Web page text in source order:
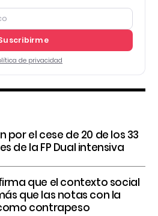
de privacidad
por el cese de 20 de los 33
de la FP Dual intensiva
que el contexto social
que las notas con la
contrapeso